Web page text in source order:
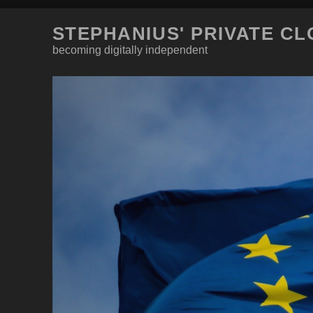
STEPHANIUS' PRIVATE
becoming digitally independent